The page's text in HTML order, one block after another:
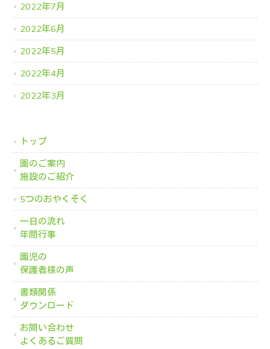
2022年7月
2022年6月
2022年5月
2022年4月
2022年3月
トップ
園のご案内
施設のご紹介
5つのおやくそく
一日の流れ
年間行事
園児の
保護者様の声
書類関係
ダウンロード
お問い合わせ
よくあるご質問